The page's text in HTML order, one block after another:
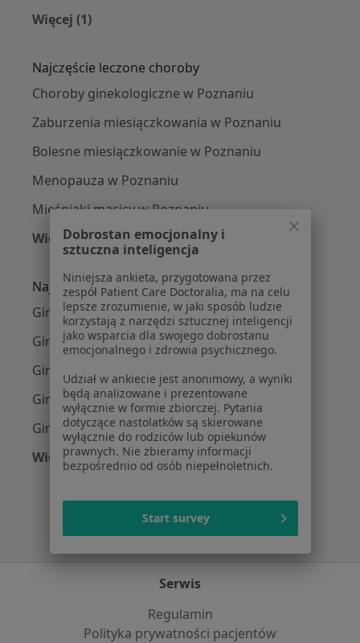
Więcej (1)
Najczęście leczone choroby
Choroby ginekologiczne w Poznaniu
Zaburzenia miesiączkowania w Poznaniu
Bolesne miesiączkowanie w Poznaniu
Menopauza w Poznaniu
Mięśniaki macicy w Poznaniu
Więcej (15)
Więcej w kategorii: Najczęście leczone
Najpopularniejsze ubezpieczenia
Ginekolodzy z Allianz w Poznaniu
Ginekolodzy z PZU Zdrowie w Poznaniu
Ginekolodzy z Enel-med w Poznaniu
Ginekolodzy z NFZ w Poznaniu
Ginekolodzy z LUX MED w Poznaniu
Więcej (9)
Więcej w kategorii: Najpopularniejsze
Serwis
Regulamin
Polityka prywatności pacjentów
Dobrostan emocjonalny i
sztuczna inteligencja
Niniejsza ankieta, przygotowana przez
zespół Patient Care Doctoralia, ma na celu
lepsze zrozumienie, w jaki sposób ludzie
korzystają z narzędzi sztucznej inteligencji
jako wsparcia dla swojego dobrostanu
emocjonalnego i zdrowia psychicznego.
Udział w ankiecie jest anonimowy, a wyniki
będą analizowane i prezentowane
wyłącznie w formie zbiorczej. Pytania
dotyczące nastolatków są skierowane
wyłącznie do rodziców lub opiekunów
prawnych. Nie zbieramy informacji
bezpośrednio od osób niepełnoletnich.
Start survey